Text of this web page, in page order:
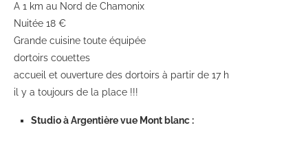
A 1 km au Nord de Chamonix
Nuitée 18 €
Grande cuisine toute équipée
dortoirs couettes
accueil et ouverture des dortoirs à partir de 17 h
il y a toujours de la place !!!
Studio à Argentière vue Mont blanc :